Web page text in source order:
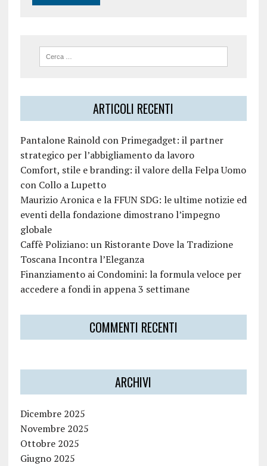
ARTICOLI RECENTI
Pantalone Rainold con Primegadget: il partner
strategico per l’abbigliamento da lavoro
Comfort, stile e branding: il valore della Felpa Uomo
con Collo a Lupetto
Maurizio Aronica e la FFUN SDG: le ultime notizie ed
eventi della fondazione dimostrano l’impegno
globale
Caffè Poliziano: un Ristorante Dove la Tradizione
Toscana Incontra l’Eleganza
Finanziamento ai Condomini: la formula veloce per
accedere a fondi in appena 3 settimane
COMMENTI RECENTI
ARCHIVI
Dicembre 2025
Novembre 2025
Ottobre 2025
Giugno 2025